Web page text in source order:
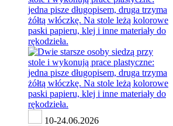
10-24.06.2026